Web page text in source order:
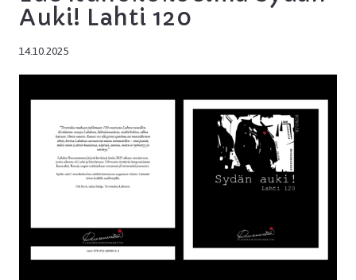
Auki! Lahti 120
14.10.2025